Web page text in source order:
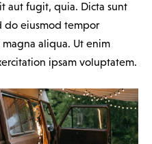
aut fugit, quia. Dicta sunt
do eiusmod tempor
aliqua. Ut enim
ipsam voluptatem.